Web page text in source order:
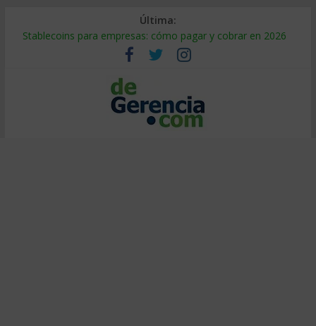
Última:
Stablecoins para empresas: cómo pagar y cobrar en 2026
Despido silencioso: qué es y por qué sale tan caro
IA en selección de personal: cómo auditarla a tiempo
Trabajo forzoso en la cadena de suministro: qué hacer
Mercado hispano de EE. UU.: cómo segmentarlo y venderle